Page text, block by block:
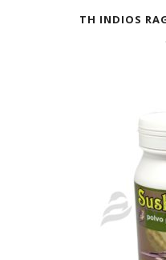
TH INDIOS